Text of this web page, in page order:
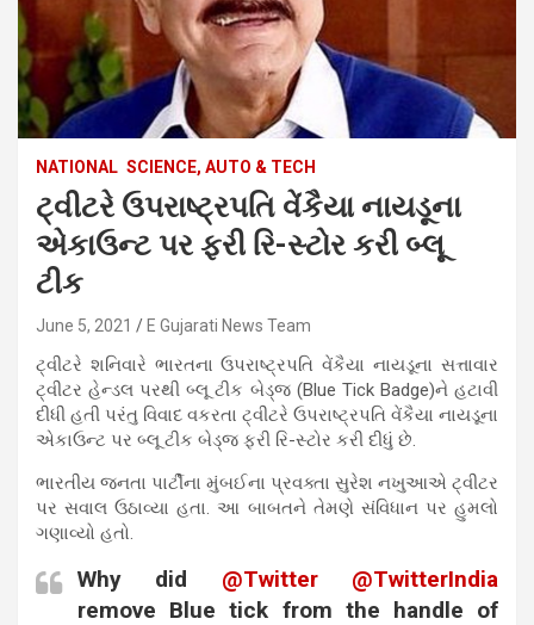
NATIONAL SCIENCE, AUTO & TECH
ટ્વીટરે ઉપરાષ્ટ્રપતિ વેંકૈયા નાયડૂના
એકાઉન્ટ પર ફરી રિ-સ્ટોર કરી બ્લૂ
ટીક
June 5, 2021 E Gujarati News Team
ટ્વીટરે શનિવારે ભારતના ઉપરાષ્ટ્રપતિ વેંકૈયા નાયડૂના સત્તાવાર
ટ્વીટર હેન્ડલ પરથી બ્લૂ ટીક બેડ્જ (Blue Tick Badge)ને હટાવી
દીધી હતી પરંતુ વિવાદ વકરતા ટ્વીટરે ઉપરાષ્ટ્રપતિ વેંકૈયા નાયડૂના
એકાઉન્ટ પર બ્લૂ ટીક બેડ્જ ફરી રિ-સ્ટોર કરી દીધું છે.
ભારતીય જનતા પાર્ટીના મુંબઈના પ્રવક્તા સુરેશ નખુઆએ ટ્વીટર
પર સવાલ ઉઠાવ્યા હતા. આ બાબતને તેમણે સંવિધાન પર હુમલો
ગણાવ્યો હતો.
Why did @Twitter
@TwitterIndia
remove Blue tick from the handle of